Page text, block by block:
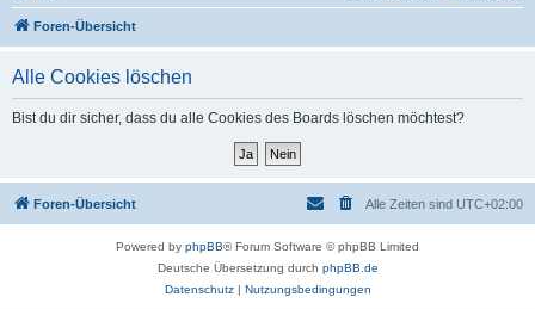
Foren-Übersicht
Alle Cookies löschen
Bist du dir sicher, dass du alle Cookies des Boards löschen möchtest?
Foren-Übersicht Alle Zeiten sind UTC+02:00
Powered by phpBB® Forum Software © phpBB Limited
Deutsche Übersetzung durch phpBB.de
Datenschutz| Nutzungsbedingungen